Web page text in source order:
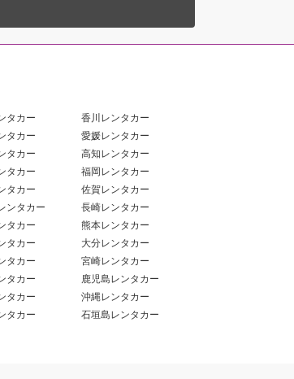
タカー
タカー
タカー
タカー
タカー
ンタカー
タカー
タカー
タカー
タカー
タカー
タカー
香川レンタカー
愛媛レンタカー
高知レンタカー
福岡レンタカー
佐賀レンタカー
長崎レンタカー
熊本レンタカー
大分レンタカー
宮崎レンタカー
鹿児島レンタカー
沖縄レンタカー
石垣島レンタカー